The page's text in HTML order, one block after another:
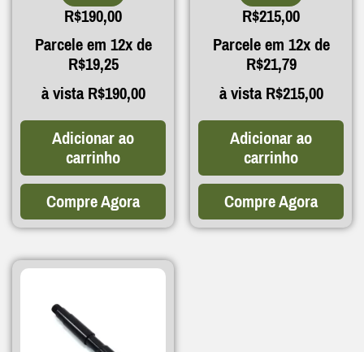
R$190,00
Parcele em 12x de
R$19,25
à vistaR$190,00
Adicionar ao
carrinho
Compre Agora
R$215,00
Parcele em 12x de
R$21,79
à vistaR$215,00
Adicionar ao
carrinho
Compre Agora